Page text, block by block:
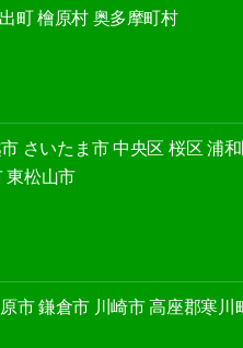
町 檜原村 奥多摩町村
さいたま市 中央区 桜区 浦
東松山市
市 鎌倉市 川崎市 高座郡寒川